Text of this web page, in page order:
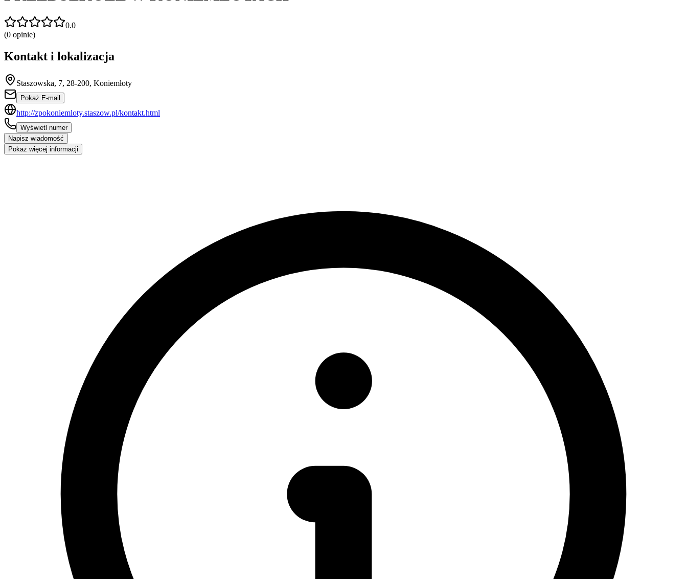
0.0
(0 opinie)
Kontakt i lokalizacja
Staszowska, 7, 28-200, Koniemłoty
Pokaż E-mail
http://zpokoniemloty.staszow.pl/kontakt.html
Wyświetl numer
Napisz wiadomość
Pokaż więcej informacji